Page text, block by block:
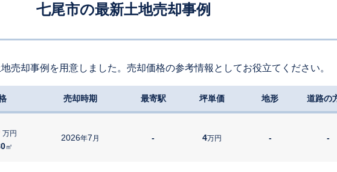
七尾市の最新土地売却事例
売却事例を用意しました。売却価格の参考情報としてお役立てください。
売却時期 最寄駅 坪単価 地形 道路の
万円
㎡
2026年7 月 - 4万円 - -